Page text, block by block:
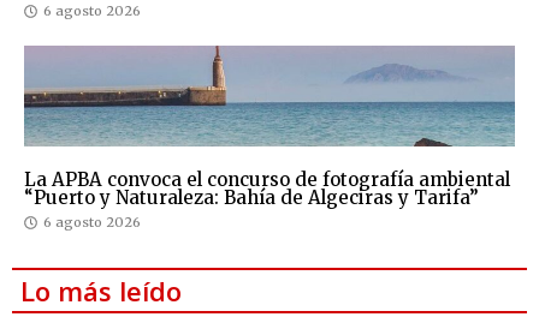
6 agosto 2026
La APBA convoca el concurso de fotografía ambiental
“Puerto y Naturaleza: Bahía de Algeciras y Tarifa”
6 agosto 2026
Lo más leído